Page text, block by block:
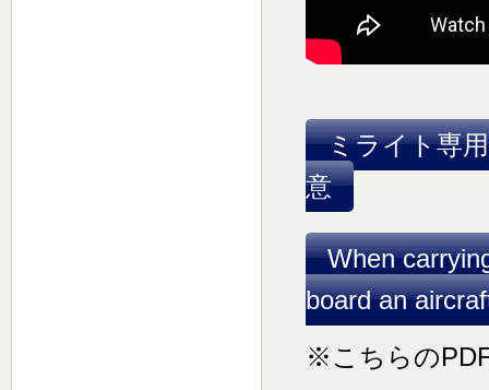
ミライト専
意
When
board an
※こちらの